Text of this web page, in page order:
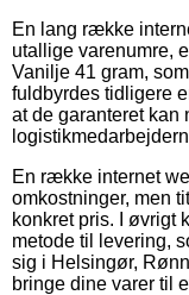
En lang række
utallige varenumre,
Vanilje 41 gram,
fuldbyrdes tidligere
at de garanteret kan
En række internet
omkostninger, men
konkret pris. I øvrigt
metode til levering,
sig i Helsingør,
bringe dine varer til